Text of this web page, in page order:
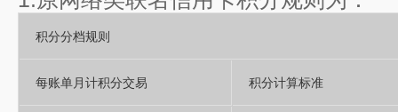
积分分档规则
每账单月计积分交易 积分计算标准